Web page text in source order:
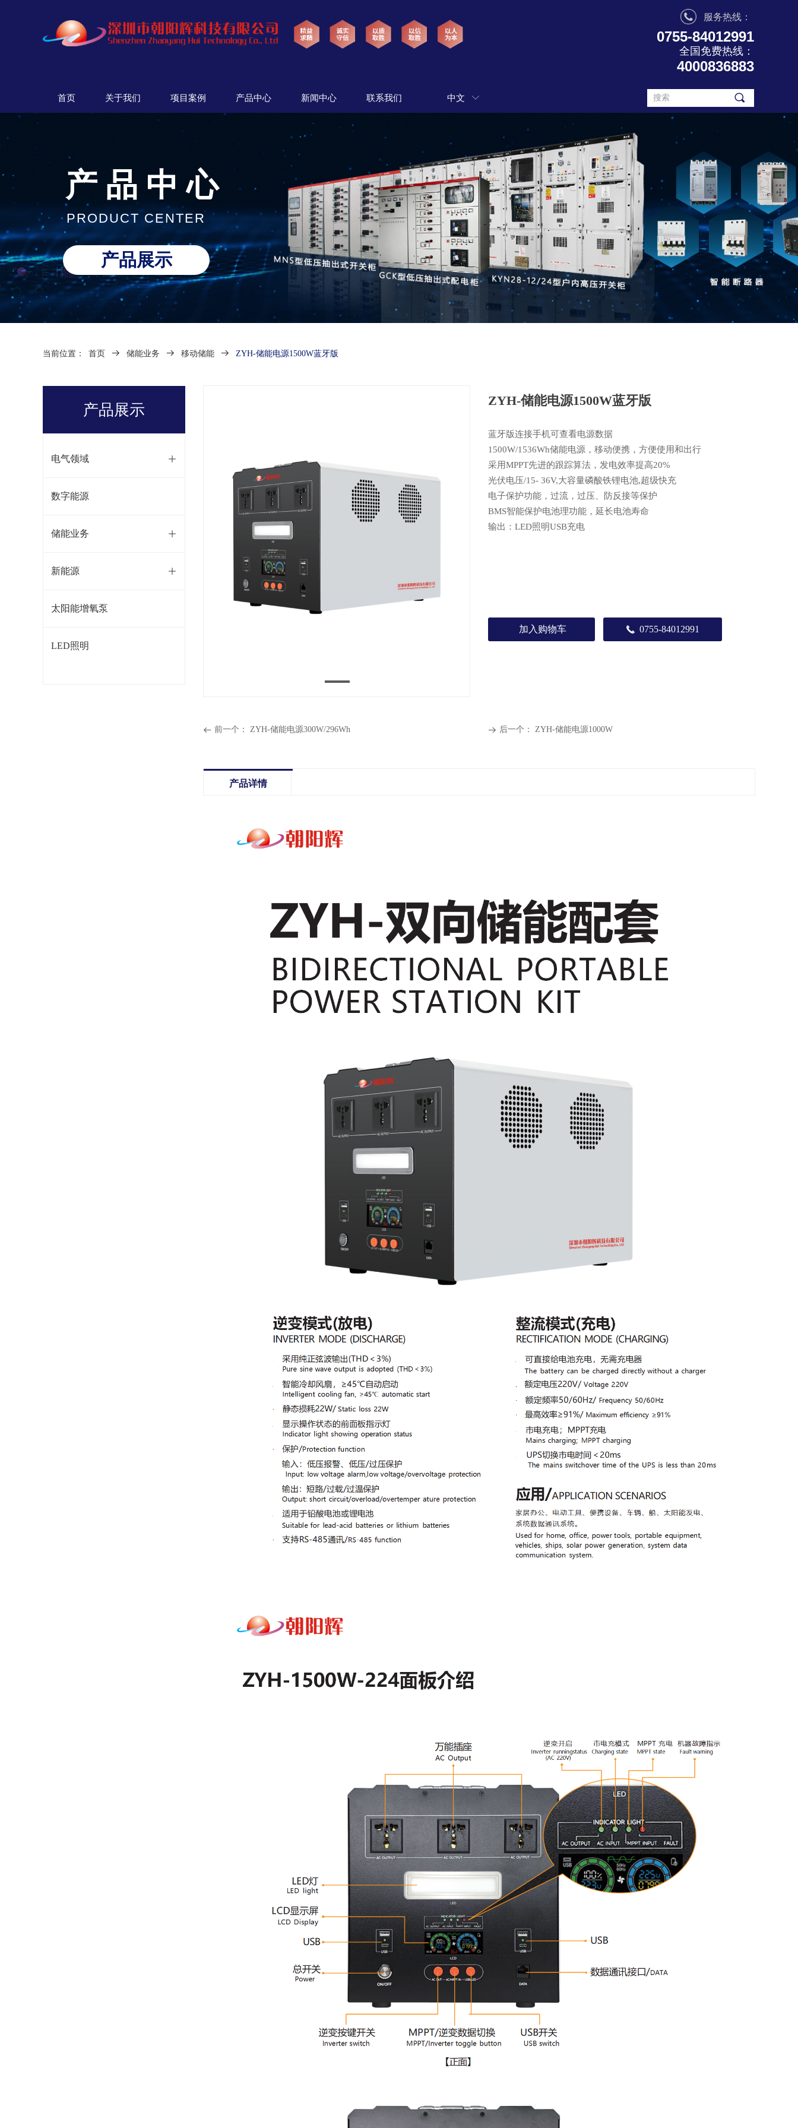
服务热线：
0755-84012991
全国免费热线：
4000836883
首页 关于我们 项目案例 产品中心 新闻中心 联系我们 ꀅ
中文 끠
ZYH-储能电源1500W蓝牙版
产 品 中 心
PRODUCT CENTER
产品展示
当前位置： 首页 뀠 储能业务 뀠 移动储能 뀠 ZYH-储能电源1500W蓝牙版
产品展示
ꄶ
电气领域
数字能源
ꄶ
储能业务
ꄶ
新能源
太阳能增氧泵
LED照明
蓝牙版连接手机可查看电源数据
1500W/1536Wh储能电源，移动便携，方便使用和出行
采用MPPT先进的跟踪算法，发电效率提高20%
光伏电压/15- 36V,大容量磷酸铁锂电池,超级快充
电子保护功能，过流，过压、防反接等保护
BMS智能保护电池理功能，延长电池寿命
输出：LED照明USB充电
加入购物车 끅 0755-84012991
뀷 前一个： ZYH-储能电源300W/296Wh 뀠 后一个： ZYH-储能电源1000W
产品详情